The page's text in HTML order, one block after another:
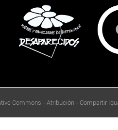
Commons - Atribución - Compartir